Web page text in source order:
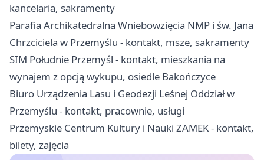
kancelaria, sakramenty
Parafia Archikatedralna Wniebowzięcia NMP i św. Jana
Chrzciciela w Przemyślu - kontakt, msze, sakramenty
SIM Południe Przemyśl - kontakt, mieszkania na
wynajem z opcją wykupu, osiedle Bakończyce
Biuro Urządzenia Lasu i Geodezji Leśnej Oddział w
Przemyślu - kontakt, pracownie, usługi
Przemyskie Centrum Kultury i Nauki ZAMEK - kontakt,
bilety, zajęcia